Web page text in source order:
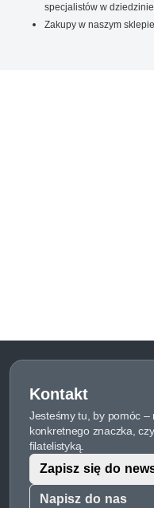
specjalistów w
Zakupy w naszym
Kontakt
Jesteśmy tu, by pomóc
konkretnego znaczka,
filatelistyką.
Napisz do nas
Zapisz się do